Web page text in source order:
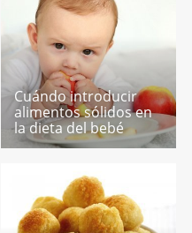
Cuándo introducir
alimentos sólidos en
la dieta del bebé